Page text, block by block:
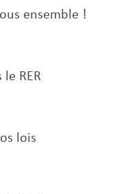
ensemble !
RER
lois